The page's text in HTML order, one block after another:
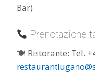
Bar)
Prenotazione
🍽 Ristorante: Tel.